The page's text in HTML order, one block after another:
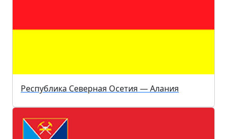
Республика Северная Осетия — Алания